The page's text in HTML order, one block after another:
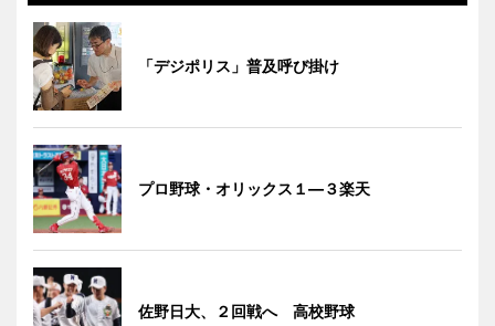
「デジポリス」普及呼び掛け
プロ野球・オリックス１―３楽天
佐野日大、２回戦へ 高校野球